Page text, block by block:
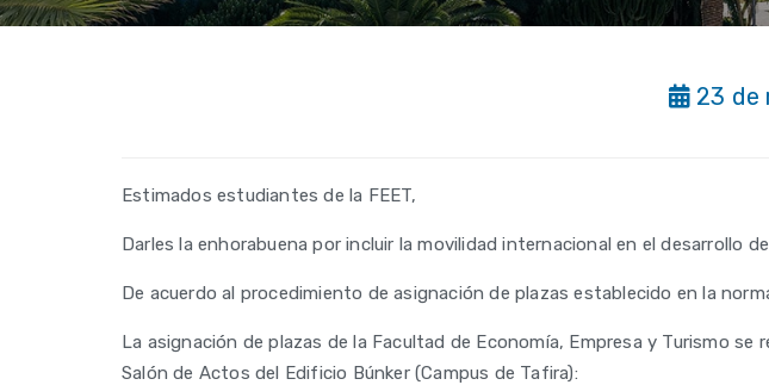
23 de
Estimados estudiantes de la FEET,
Darles la enhorabuena por incluir la movilidad internacional en el desarrollo
De acuerdo al procedimiento de asignación de plazas establecido en la
La asignación de plazas de la Facultad de Economía, Empresa y Turismo
Salón de Actos del Edificio Búnker (Campus de Tafira):